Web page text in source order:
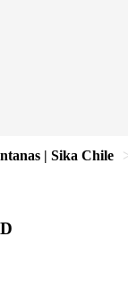
| Sika Chile